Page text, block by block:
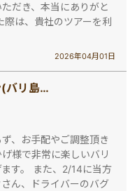
だき、本当にありがと
際は、貴社のツアーを利
2026年04月01日
通常時期 4人乗り車利用プラン(バリ島で車チャーター[4人乗り])
、お手配やご調整頂き
様で非常に楽しいバリ
す。 また、2/14に当方
ん、ドライバーのバグ